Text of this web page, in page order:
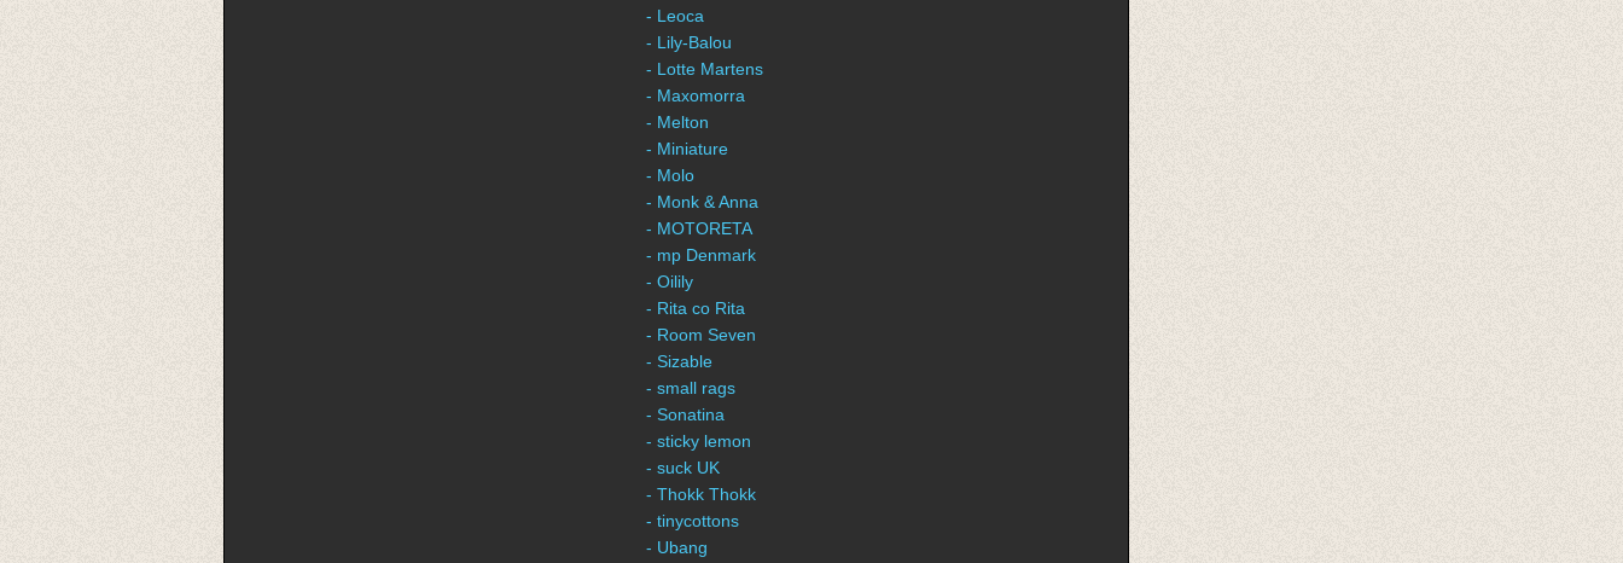
- Leoca
- Lily-Balou
- Lotte Martens
- Maxomorra
- Melton
- Miniature
- Molo
- Monk & Anna
- MOTORETA
- mp Denmark
- Oilily
- Rita co Rita
- Room Seven
- Sizable
- small rags
- Sonatina
- sticky lemon
- suck UK
- Thokk Thokk
- tinycottons
- Ubang